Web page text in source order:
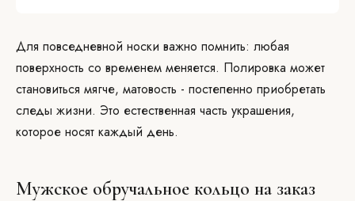
Для повседневной носки важно помнить: любая
поверхность со временем меняется. Полировка может
становиться мягче, матовость - постепенно приобретать
следы жизни. Это естественная часть украшения,
которое носят каждый день.
Мужское обручальное кольцо на заказ